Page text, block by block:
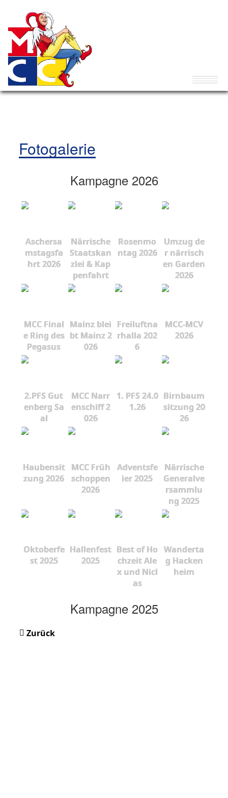
Fotogalerie
Kampagne 2026
Aschersa
mstagsfa
hrt 2026
Närrische
Staatskan
zlei & Kap
penfahrt
Rosenmo
ntag 2026
Umzug de
r närrisch
en Garden
2026
MCC Final
e Ring des
Pegasus
Mainz blei
bt Mainz 2
026
Freiluftna
rhalla 202
6
MCC-MCV
2026
2.PFS Gut
enberg Sa
al
MCC Narr
enschiff 2
026
1. PFS 24.0
1.26
Birnbaum
sitzung 20
26
Haubensit
zung 2026
MCC Früh
schoppen
2026
Adventsfe
ier 2025
Närrische
Generalve
rsammlu
ng 2025
Oktoberfe
st 2025
Hallenfest
2025
Best of Ho
chzeit Ale
x und Nicl
as
Wanderta
g Hacken
heim
Kampagne 2025
Zurück